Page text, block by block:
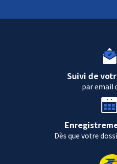
Suivi de
par email
Dès que votre